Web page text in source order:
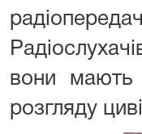
вони мають
розгляду